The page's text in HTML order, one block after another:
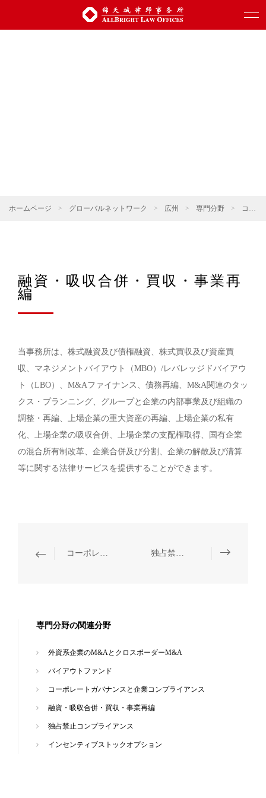
ホームページ > グローバルネットワーク > 広州 > 専門分野 > コーポレート・M&A
融資・吸収合併・買収・事業再
編
当事務所は、株式融資及び債権融資、株式買収及び資産買
収、マネジメントバイアウト（MBO）/レバレッジドバイアウ
ト（LBO）、M&Aファイナンス、債務再編、M&A関連のタッ
クス・プランニング、グループと企業の内部事業及び組織の
調整・再編、上場企業の重大資産の再編、上場企業の私有
化、上場企業の吸収合併、上場企業の支配権取得、国有企業
の混合所有制改革、企業合併及び分割、企業の解散及び清算
等に関する法律サービスを提供することができます。
コーポレートガバナンスと企業コンプライアンス 独占禁止コンプライアンス
専門分野の関連分野
外資系企業のM&AとクロスボーダーM&A
バイアウトファンド
コーポレートガバナンスと企業コンプライアンス
融資・吸収合併・買収・事業再編
独占禁止コンプライアンス
インセンティブストックオプション